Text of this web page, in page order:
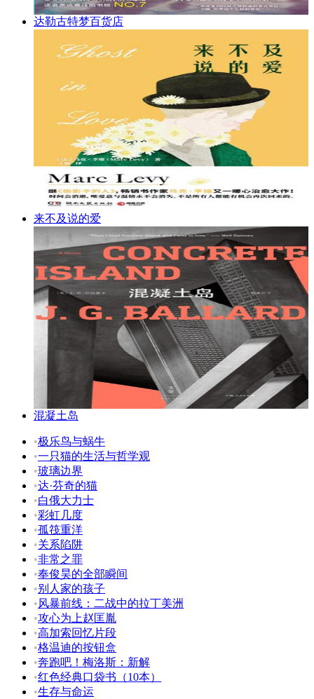
达勒古特梦百货店
来不及说的爱
混凝土岛
•极乐鸟与蜗牛
•一只猫的生活与哲学观
•玻璃边界
•达·芬奇的猫
•白俄大力士
•彩虹几度
•孤筏重洋
•关系陷阱
•非常之罪
•奉俊昊的全部瞬间
•别人家的孩子
•风暴前线：二战中的拉丁美洲
•攻心为上赵匡胤
•高加索回忆片段
•格温迪的按钮盒
•奔跑吧！梅洛斯：新解
•红色经典口袋书（10本）
•生存与命运